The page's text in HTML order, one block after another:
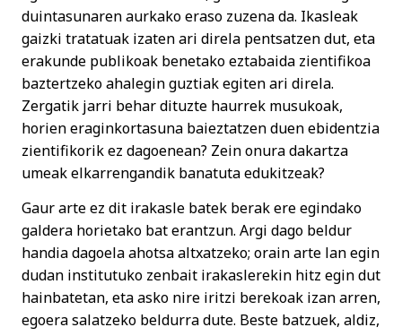
duintasunaren aurkako eraso zuzena da. Ikasleak
gaizki tratatuak izaten ari direla pentsatzen dut, eta
erakunde publikoak benetako eztabaida zientifikoa
baztertzeko ahalegin guztiak egiten ari direla.
Zergatik jarri behar dituzte haurrek musukoak,
horien eraginkortasuna baieztatzen duen ebidentzia
zientifikorik ez dagoenean? Zein onura dakartza
umeak elkarrengandik banatuta edukitzeak?
Gaur arte ez dit irakasle batek berak ere egindako
galdera horietako bat erantzun. Argi dago beldur
handia dagoela ahotsa altxatzeko; orain arte lan egin
dudan institutuko zenbait irakaslerekin hitz egin dut
hainbatetan, eta asko nire iritzi berekoak izan arren,
egoera salatzeko beldurra dute. Beste batzuek, aldiz,